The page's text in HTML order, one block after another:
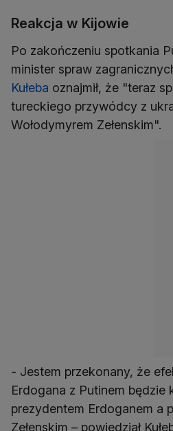
Reakcja w Kijowie
Po zakończeniu spotkania
minister spraw
Kułeba oznajmił, że "teraz
tureckiego przywódcy z
Wołodymyrem Zełenskim".
- Jestem przekonany, że
Erdogana z Putinem będzie
prezydentem Erdoganem a
Zełenskim – powiedział